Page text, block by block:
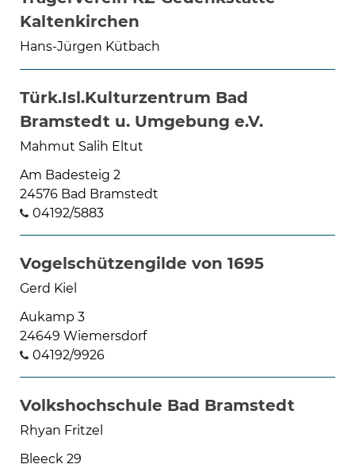
Kaltenkirchen
Hans-Jürgen Kütbach
Türk.Isl.Kulturzentrum Bad
Bramstedt u. Umgebung e.V.
Mahmut Salih Eltut
Am Badesteig 2
24576 Bad Bramstedt
04192/5883
Vogelschützengilde von 1695
Gerd Kiel
Aukamp 3
24649 Wiemersdorf
04192/9926
Volkshochschule Bad Bramstedt
Rhyan Fritzel
Bleeck 29